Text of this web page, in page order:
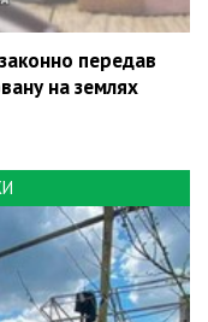
передав
на землях